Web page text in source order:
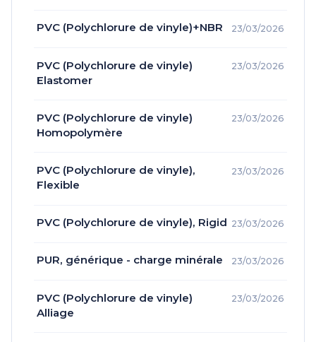
PVC (Polychlorure de vinyle)+NBR 23/03/2026
PVC (Polychlorure de vinyle)
Elastomer
23/03/2026
PVC (Polychlorure de vinyle)
Homopolymère
23/03/2026
PVC (Polychlorure de vinyle),
Flexible
23/03/2026
PVC (Polychlorure de vinyle), Rigid 23/03/2026
PUR, générique - charge minérale 23/03/2026
PVC (Polychlorure de vinyle)
Alliage
23/03/2026